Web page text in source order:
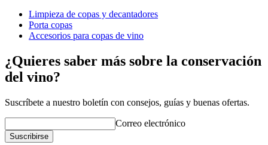
Dimensiones (AnxAlxP cm)
Peso (kg)0.3
Ancho (cm)10
Profundidad (cm)10
Limpieza de copas y decantadores
Porta copas
Accesorios para copas de vino
¿Quieres saber más sobre la conservación
del vino?
Suscríbete a nuestro boletín con consejos, guías y buenas ofertas.
Correo electrónico
Suscribirse